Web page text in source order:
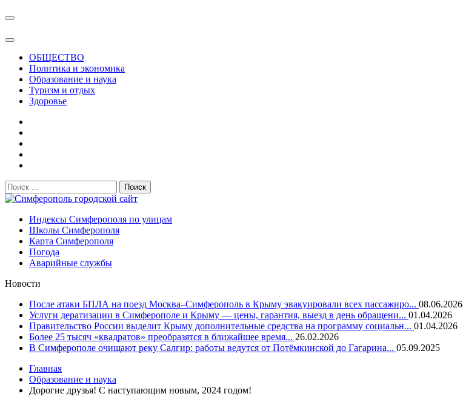
ОБЩЕСТВО
Политика и экономика
Образование и наука
Туризм и отдых
Здоровье
Поиск:
Симферополь городской сайт
Индексы Симферополя по улицам
Школы Симферополя
Карта Симферополя
Погода
Аварийные службы
Новости
После атаки БПЛА на поезд Москва–Симферополь в Крыму эвакуировали всех пассажиро... 08.06.2026
Услуги дератизации в Симферополе и Крыму — цены, гарантия, выезд в день обращени... 01.04.2026
Правительство России выделит Крыму дополнительные средства на программу социальн... 01.04.2026
Более 25 тысяч «квадратов» преобразятся в ближайшее время... 26.02.2026
В Симферополе очищают реку Салгир: работы ведутся от Потёмкинской до Гагарина... 05.09.2025
Главная
Образование и наука
Дорогие друзья! С наступающим новым, 2024 годом!